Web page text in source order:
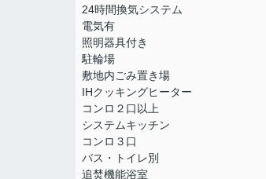
24時間換気システム
電気有
照明器具付き
駐輪場
敷地内ごみ置き場
IHクッキングヒーター
コンロ２口以上
システムキッチン
コンロ３口
バス・トイレ別
追焚機能浴室